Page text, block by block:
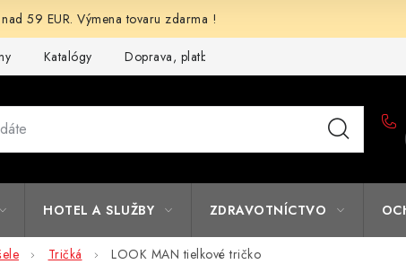
59 EUR. Výmena tovaru zdarma !
Katalógy Doprava, platba a zľavy
HOTEL A SLUŽBY ZDRAVOTNÍCTVO
Tričká LOOK MAN tielkové tričko